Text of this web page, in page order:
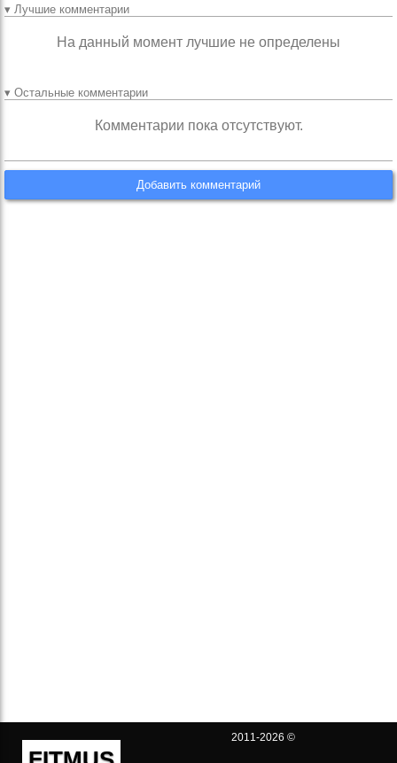
▾ Лучшие комментарии
На данный момент лучшие не определены
▾ Остальные комментарии
Комментарии пока отсутствуют.
Добавить комментарий
2011-2026 ©